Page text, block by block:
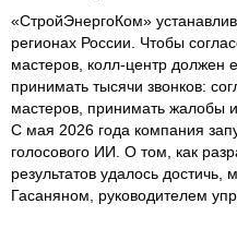
«СтройЭнергоКом»
регионах России. Чтобы
мастеров, колл-центр должен
принимать тысячи звонков:
мастеров, принимать жалобы
С мая 2026 года компания
голосового ИИ. О том, как
результатов удалось
Гасаняном, руководителем